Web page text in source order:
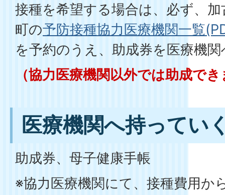
接種を希望する場合は、必ず、
町の予防接種協力医療機関一覧
を予約のうえ、助成券を医療機
（協力医療機関以外では助成で
医療機関へ持ってい
助成券、母子健康手帳
※協力医療機関にて、接種費用か